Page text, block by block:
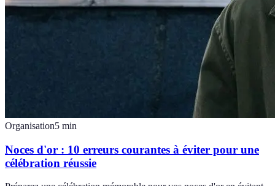
Organisation5 min
Noces d'or : 10 erreurs courantes à éviter pour une
célébration réussie